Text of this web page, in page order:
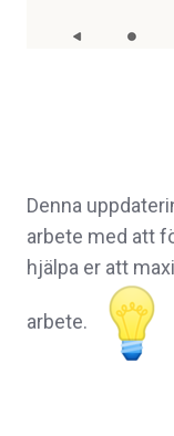
Denna
arbete med att
hjälpa er att
arbete.